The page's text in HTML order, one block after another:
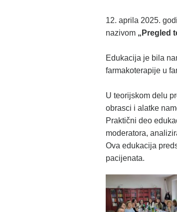
12. aprila 2025.
nazivom „Pregled
Edukacija je bila
farmakoterapije u
U teorijskom delu
obrasci i alatke
Praktični deo
moderatora,
Ova edukacija
pacijenata.